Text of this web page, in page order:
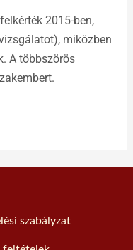
2015-ben,
miközben
A többszörös
szabályzat